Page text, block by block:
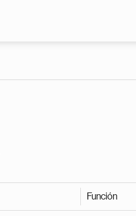
Función